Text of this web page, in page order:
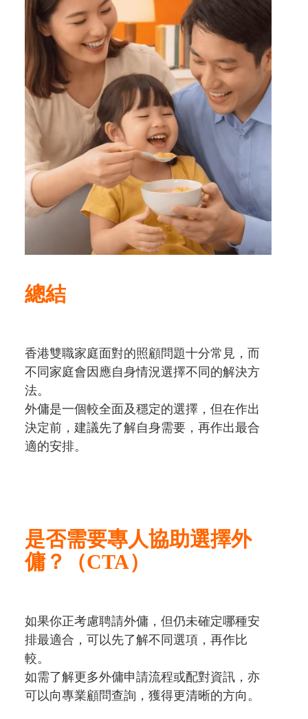
總結
香港雙職家庭面對的照顧問題十分常見，而
不同家庭會因應自身情況選擇不同的解決方
法。
外傭是一個較全面及穩定的選擇，但在作出
決定前，建議先了解自身需要，再作出最合
適的安排。
是否需要專人協助選擇外
傭？（CTA）
如果你正考慮聘請外傭，但仍未確定哪種安
排最適合，可以先了解不同選項，再作比
較。
如需了解更多外傭申請流程或配對資訊，亦
可以向專業顧問查詢，獲得更清晰的方向。